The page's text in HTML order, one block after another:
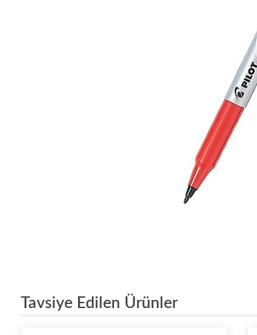
Tavsiye Edilen Ürünler